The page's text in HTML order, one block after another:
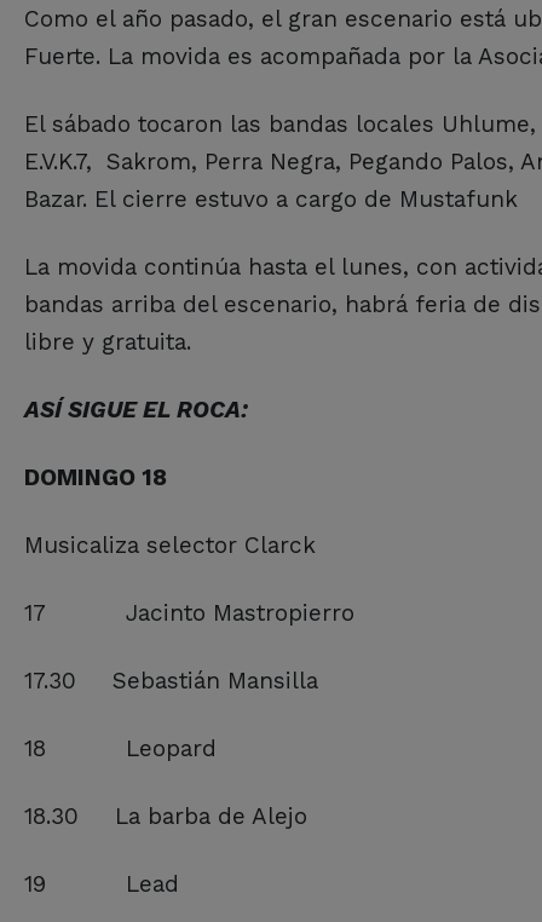
Como el año pasado, el gran escenario está
Fuerte. La movida es acompañada por la
El sábado tocaron las bandas locales
E.V.K.7, Sakrom, Perra Negra, Pegando
Bazar. El cierre estuvo a cargo de Mustafunk
La movida continúa hasta el lunes, con
bandas arriba del escenario, habrá feria de
libre y gratuita.
ASÍ SIGUE EL ROCA:
DOMINGO 18
Musicaliza selector Clarck
17 Jacinto Mastropierro
17.30 Sebastián Mansilla
18 Leopard
18.30 La barba de Alejo
19 Lead